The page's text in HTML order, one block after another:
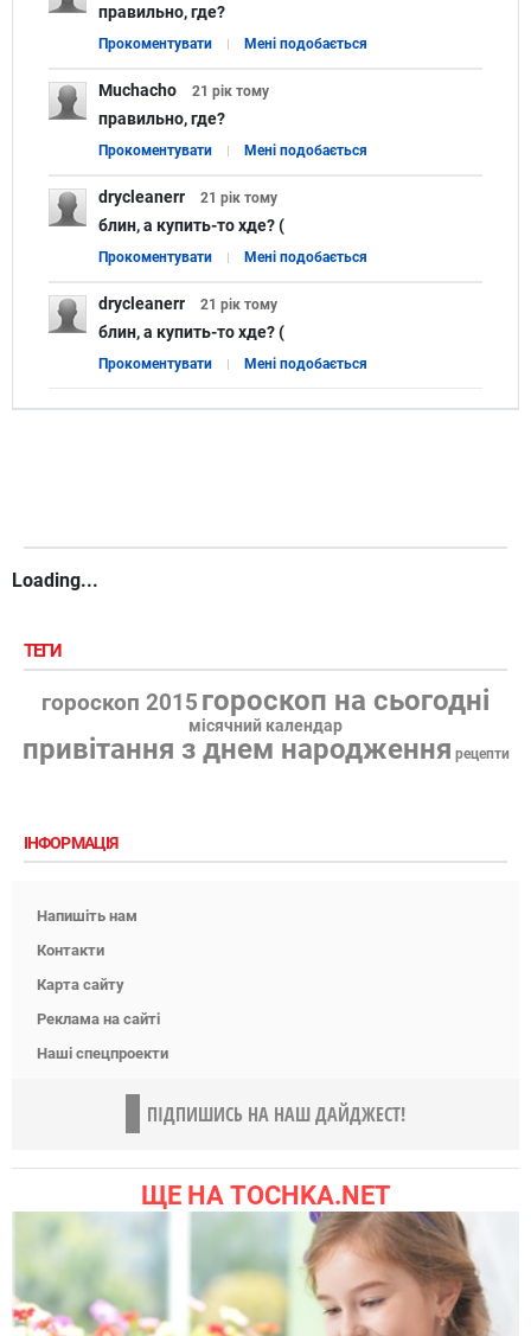
правильно, где?
Прокоментувати Мені подобається
Muchacho 21 рік тому
правильно, где?
Прокоментувати Мені подобається
drycleanerr 21 рік тому
блин, а купить-то хде? (
Прокоментувати Мені подобається
drycleanerr 21 рік тому
блин, а купить-то хде? (
Прокоментувати Мені подобається
Loading...
ТЕГИ
гороскоп 2015 гороскоп на сьогодні
місячний календар
привітання з днем народження рецепти
ІНФОРМАЦІЯ
Напишіть нам
Контакти
Карта сайту
Реклама на сайті
Наші спецпроекти
ПІДПИШИСЬ НА НАШ ДАЙДЖЕСТ!
ЩЕ НА TOCHKA.NET